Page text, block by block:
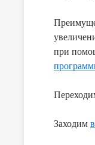
при
Заходим